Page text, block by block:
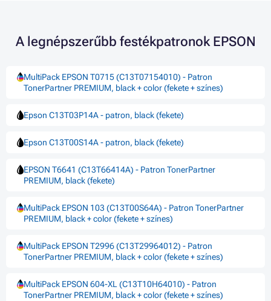
A legnépszerűbb festékpatronok EPSON
MultiPack EPSON T0715 (C13T07154010) - Patron
TonerPartner PREMIUM, black + color (fekete + színes)
Epson C13T03P14A - patron, black (fekete)
Epson C13T00S14A - patron, black (fekete)
EPSON T6641 (C13T66414A) - Patron TonerPartner
PREMIUM, black (fekete)
MultiPack EPSON 103 (C13T00S64A) - Patron TonerPartner
PREMIUM, black + color (fekete + színes)
MultiPack EPSON T2996 (C13T29964012) - Patron
TonerPartner PREMIUM, black + color (fekete + színes)
MultiPack EPSON 604-XL (C13T10H64010) - Patron
TonerPartner PREMIUM, black + color (fekete + színes)